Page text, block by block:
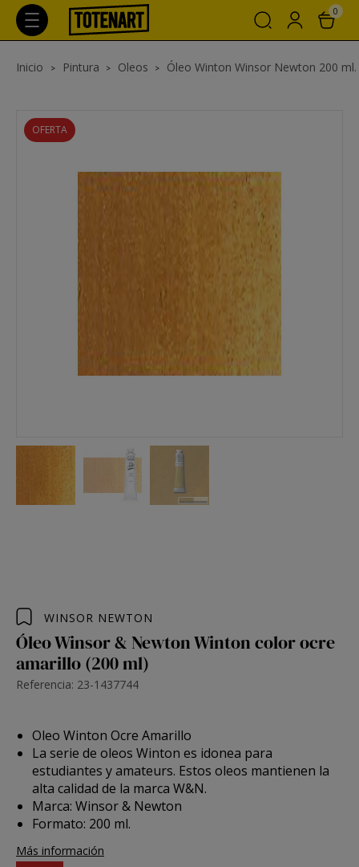
0
Inicio Pintura Oleos Óleo Winton Winsor Newton 200 ml.
OFERTA
WINSOR NEWTON
Óleo Winsor & Newton Winton color ocre
amarillo (200 ml)
Referencia: 23-1437744
Oleo Winton Ocre Amarillo
La serie de oleos Winton es idonea para
estudiantes y amateurs. Estos oleos mantienen la
alta calidad de la marca W&N.
Marca: Winsor & Newton
Formato: 200 ml.
Más información